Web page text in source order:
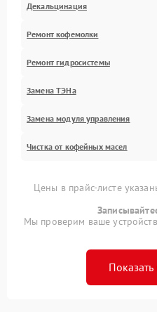
Декальцинация
Ремонт кофемолки
Ремонт гидросистемы
Замена ТЭНа
Замена модуля управления
Чистка от кофейных масел
Цены в прайс-листе
Мы проверим ваше
Показать